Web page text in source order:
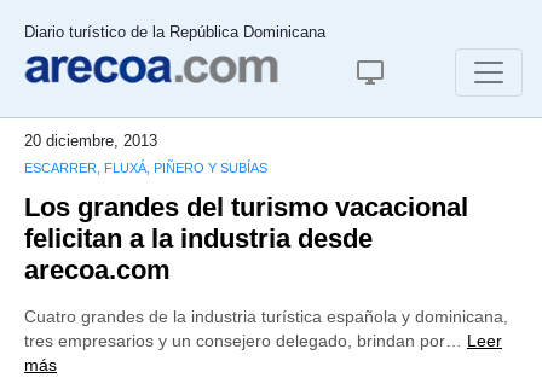
Diario turístico de la República Dominicana
20 diciembre, 2013
ESCARRER, FLUXÁ, PIÑERO Y SUBÍAS
Los grandes del turismo vacacional
felicitan a la industria desde
arecoa.com
Cuatro grandes de la industria turística española y dominicana,
tres empresarios y un consejero delegado, brindan por… Leer
más